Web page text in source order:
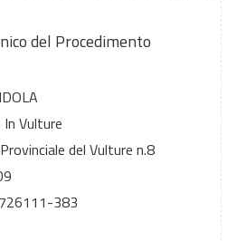
del Procedimento
Vulture
del Vulture n.8
383